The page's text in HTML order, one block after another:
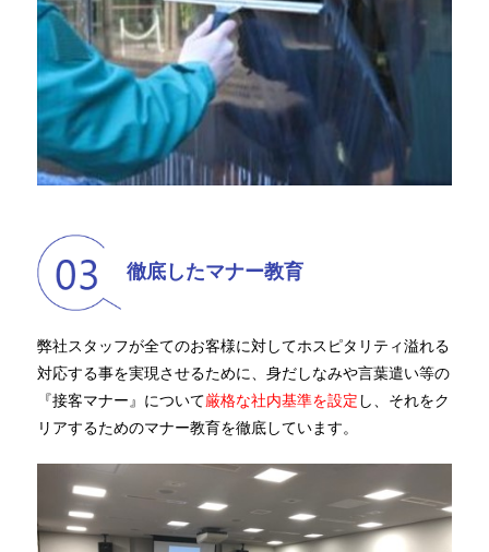
徹底したマナー教育
弊社スタッフが全てのお客様に対してホスピタリティ溢れる
対応する事を実現させるために、身だしなみや言葉遣い等の
『接客マナー』について厳格な社内基準を設定 し、それをク
リアするためのマナー教育を徹底しています。